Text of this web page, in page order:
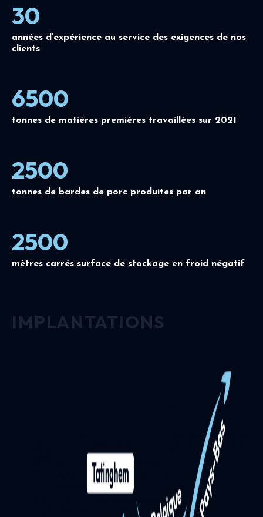
30
années d’expérience au service des exigences de nos
clients
6500
tonnes de matières premières travaillées sur 2021
2500
tonnes de bardes de porc produites par an
2500
mètres carrés surface de stockage en froid négatif
IMPLANTATIONS